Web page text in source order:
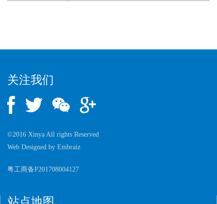
关注我们
©2016 Xinya All rights Reserved
Web Designed by Embraiz
粤工商备P201708004127